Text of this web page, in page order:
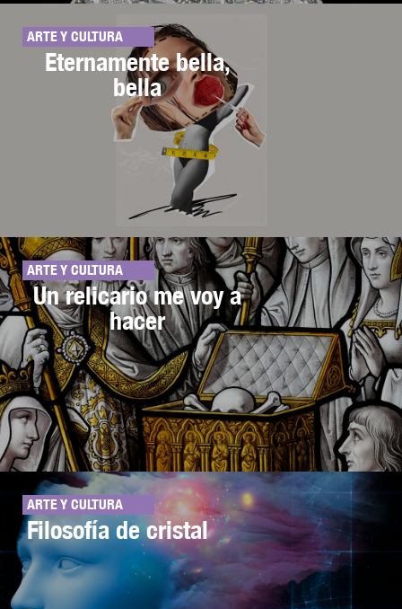
ARTE Y CULTURA
Eternamente bella,
bella
ARTE Y CULTURA
Un relicario me voy a
hacer
ARTE Y CULTURA
Filosofía de cristal